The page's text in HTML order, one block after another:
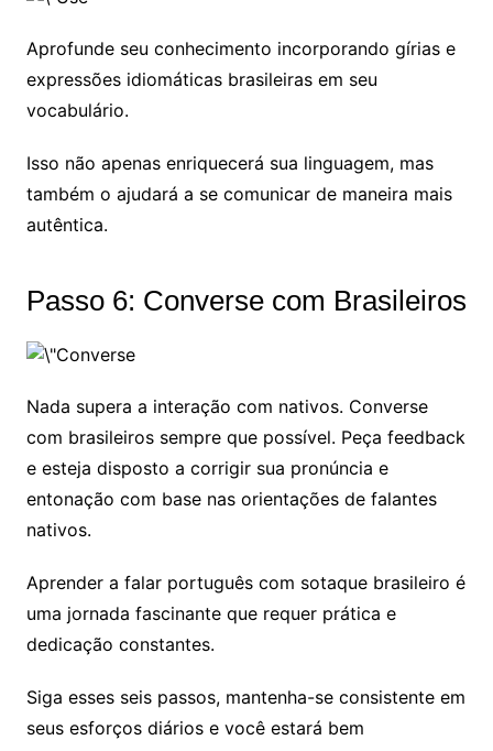
Aprofunde seu conhecimento incorporando gírias e
expressões idiomáticas brasileiras em seu
vocabulário.
Isso não apenas enriquecerá sua linguagem, mas
também o ajudará a se comunicar de maneira mais
autêntica.
Passo 6: Converse com Brasileiros
Nada supera a interação com nativos. Converse
com brasileiros sempre que possível. Peça feedback
e esteja disposto a corrigir sua pronúncia e
entonação com base nas orientações de falantes
nativos.
Aprender a falar português com sotaque brasileiro é
uma jornada fascinante que requer prática e
dedicação constantes.
Siga esses seis passos, mantenha-se consistente em
seus esforços diários e você estará bem